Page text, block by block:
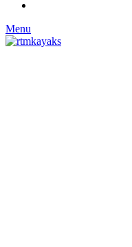
Menu